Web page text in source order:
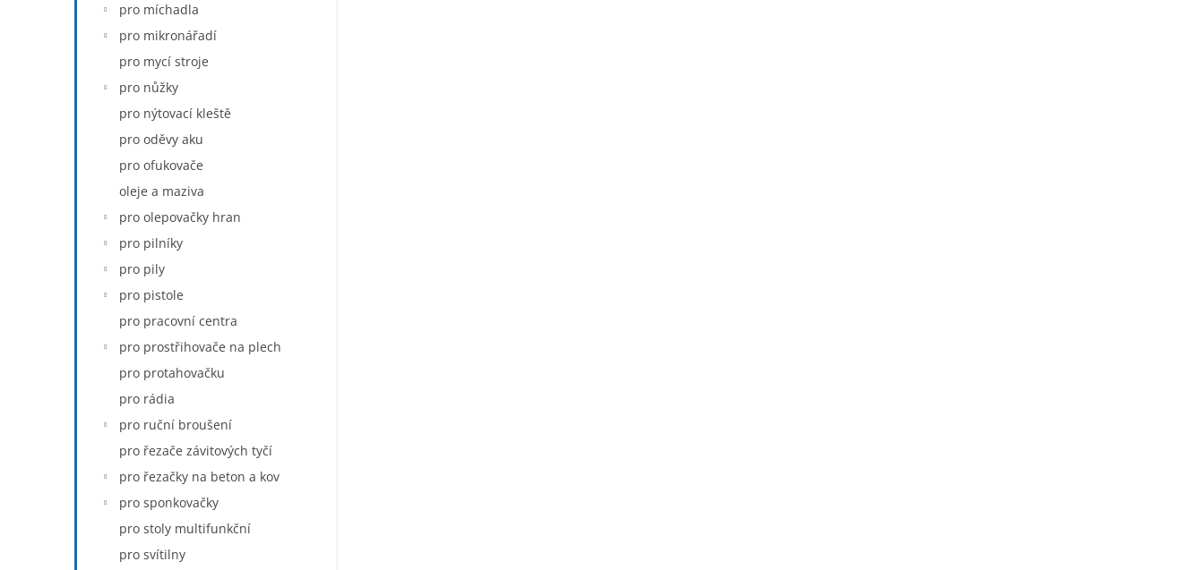
pro míchadla
pro mikronářadí
pro mycí stroje
pro nůžky
pro nýtovací kleště
pro oděvy aku
pro ofukovače
oleje a maziva
pro olepovačky hran
pro pilníky
pro pily
pro pistole
pro pracovní centra
pro prostřihovače na plech
pro protahovačku
pro rádia
pro ruční broušení
pro řezače závitových tyčí
pro řezačky na beton a kov
pro sponkovačky
pro stoly multifunkční
pro svítilny